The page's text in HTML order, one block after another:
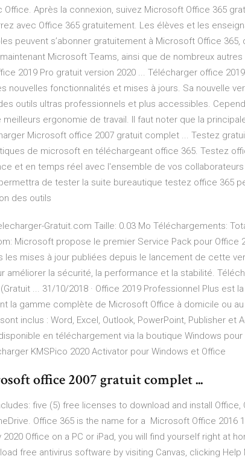
Office. Après la connexion, suivez Microsoft Office 365
avec Office 365 gratuitement. Les élèves et les
peuvent s’abonner gratuitement à Microsoft Office 365,
Microsoft Teams, ainsi que de nombreux
2019 Pro gratuit version 2020 ... Télécharger office
nouvelles fonctionnalités et mises à jours. Sa nouvelle
outils ultras professionnels et plus accessibles.
ergonomie de travail. Il faut noter que la
Microsoft office 2007 gratuit complet ... Testez
de microsoft en téléchargeant office 365. Testez
et en temps réel avec l'ensemble de vos collaborateurs
de tester la suite bureautique testez office 365
des outils
Gratuit.com Taille: 0.03 Mo Téléchargements:
Microsoft propose le premier Service Pack pour Office
mises à jour publiées depuis le lancement de cette
améliorer la sécurité, la performance et la stabilité.
... 31/10/2018 · Office 2019 Professionnel Plus est
la gamme complète de Microsoft Office à domicile ou au
inclus : Word, Excel, Outlook, PowerPoint, Publisher et
en téléchargement via la boutique Windows
KMSPico 2020 Activator pour Windows et Office
office 2007 gratuit complet ...
five (5) free licenses to download and install Office,
Office 365 is the name for a Microsoft Office 2016
Office on a PC or iPad, you will find yourself right at
free antivirus software by visiting Canvas, clicking